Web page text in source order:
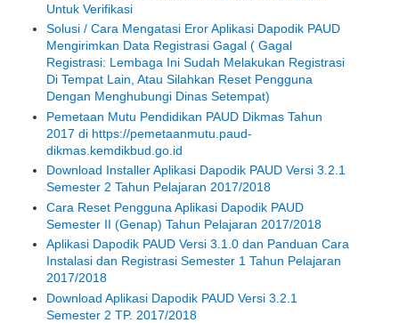
Untuk Verifikasi
Solusi / Cara Mengatasi Eror Aplikasi Dapodik PAUD
Mengirimkan Data Registrasi Gagal ( Gagal
Registrasi: Lembaga Ini Sudah Melakukan Registrasi
Di Tempat Lain, Atau Silahkan Reset Pengguna
Dengan Menghubungi Dinas Setempat)
Pemetaan Mutu Pendidikan PAUD Dikmas Tahun
2017 di https://pemetaanmutu.paud-
dikmas.kemdikbud.go.id
Download Installer Aplikasi Dapodik PAUD Versi 3.2.1
Semester 2 Tahun Pelajaran 2017/2018
Cara Reset Pengguna Aplikasi Dapodik PAUD
Semester II (Genap) Tahun Pelajaran 2017/2018
Aplikasi Dapodik PAUD Versi 3.1.0 dan Panduan Cara
Instalasi dan Registrasi Semester 1 Tahun Pelajaran
2017/2018
Download Aplikasi Dapodik PAUD Versi 3.2.1
Semester 2 TP. 2017/2018